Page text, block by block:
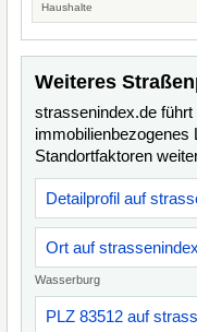
Haushalte
Weiteres
strassenindex.de
immobilienbezogenes
Standortfaktoren
Detailprofil auf
Ort auf
Wasserburg
PLZ 83512 auf